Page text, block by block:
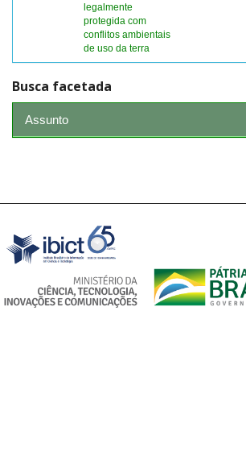
legalmente
protegida com
conflitos ambientais
de uso da terra
Busca facetada
Assunto